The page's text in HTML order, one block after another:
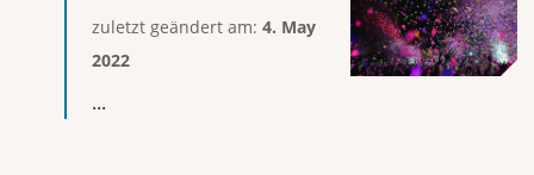
zuletzt geändert am: 4. May
2022
...